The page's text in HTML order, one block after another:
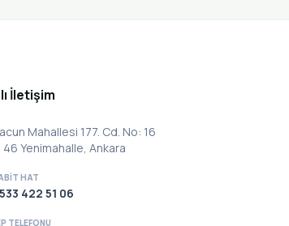
İletişim
Mahallesi 177. Cd. No: 16
46 Yenimahalle, Ankara
HAT
422 51 06
TELEFONU